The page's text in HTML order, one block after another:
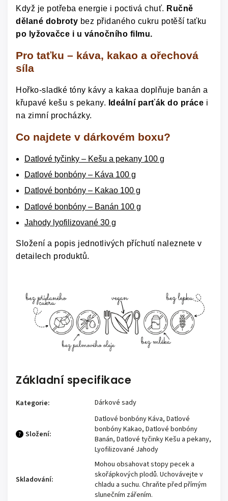
Když je potřeba energie i poctivá chuť. Ručně
dělané dobroty bez přidaného cukru potěší taťku
po lyžovačce i u vánočního filmu.
Pro taťku – káva, kakao a ořechová
síla
Hořko-sladké tóny kávy a kakaa doplňuje banán a
křupavé kešu s pekany. Ideální parťák do práce i
na zimní procházky.
Co najdete v dárkovém boxu?
Datlové tyčinky – Kešu a pekany 100 g
Datlové bonbóny – Káva 100 g
Datlové bonbóny – Kakao 100 g
Datlové bonbóny – Banán 100 g
Jahody lyofilizované 30 g
Složení a popis jednotlivých příchutí naleznete v
detailech produktů.
Základní specifikace
Kategorie: Dárkové sady
? Složení:
Datlové bonbóny Káva, Datlové
bonbóny Kakao, Datlové bonbóny
Banán, Datlové tyčinky Kešu a pekany,
Lyofilizované Jahody
Skladování:
Mohou obsahovat stopy pecek a
skořápkových plodů. Uchovávejte v
chladu a suchu. Chraňte před přímým
slunečním zářením.